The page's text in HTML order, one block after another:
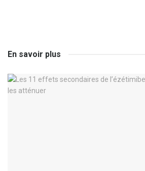
En savoir plus